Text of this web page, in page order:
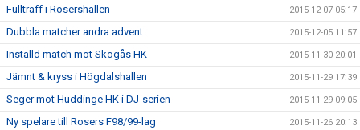
Fullträff i Rosershallen 2015-12-07 05:17
Dubbla matcher andra advent 2015-12-05 11:57
Inställd match mot Skogås HK 2015-11-30 20:01
Jämnt & kryss i Högdalshallen 2015-11-29 17:39
Seger mot Huddinge HK i DJ-serien 2015-11-29 09:05
Ny spelare till Rosers F98/99-lag 2015-11-26 20:13